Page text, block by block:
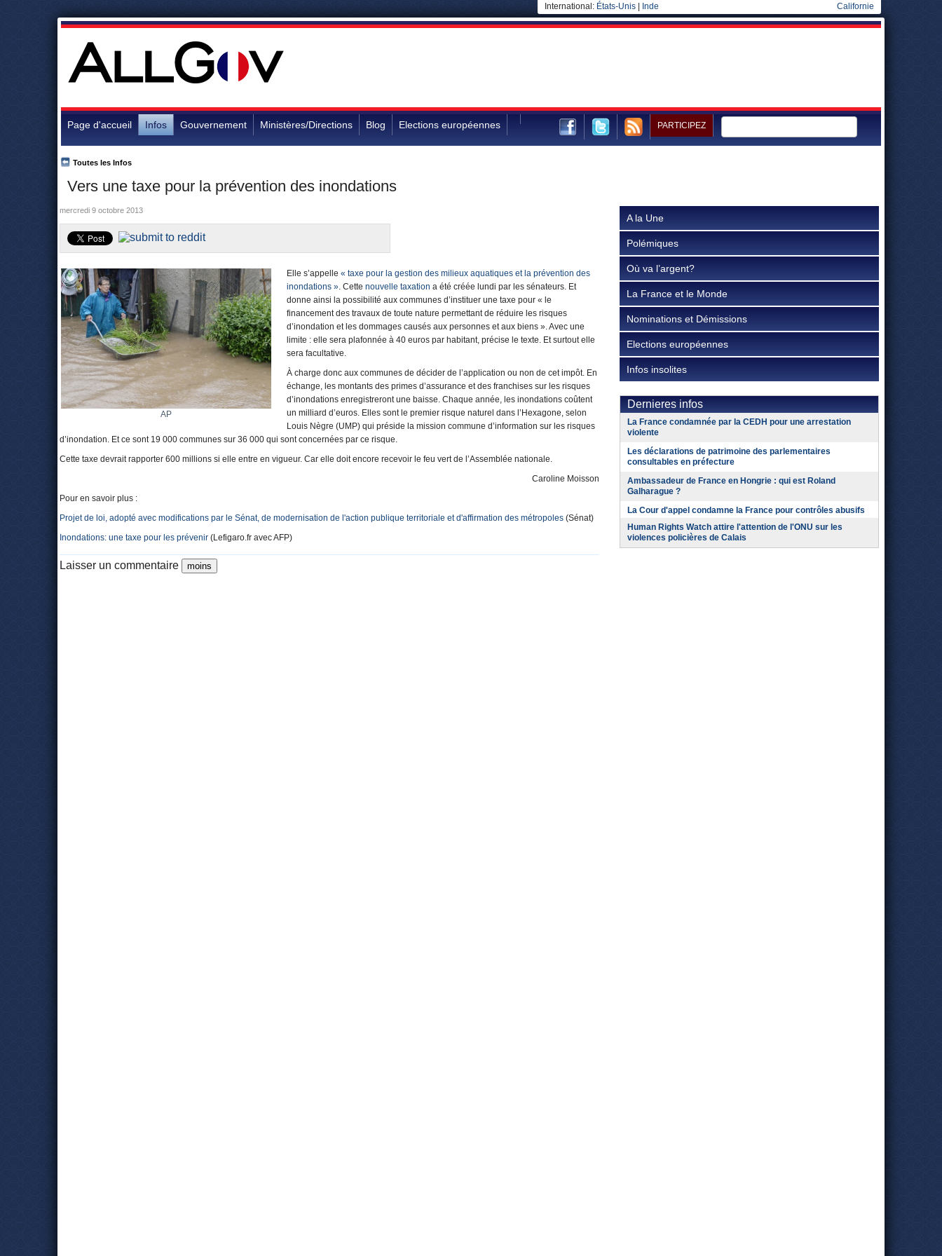
International: États-Unis Inde Californie
Page d'accueil Infos Gouvernement Ministères/Directions Blog Elections européennes PARTICIPEZ
Vers une taxe pour la prévention des inondations
Toutes les Infos
mercredi 9 octobre 2013
AP
Elle s’appelle « taxe pour la gestion des milieux aquatiques et la prévention des
inondations ». Cette nouvelle taxation a été créée lundi par les sénateurs. Et
donne ainsi la possibilité aux communes d’instituer une taxe pour « le
financement des travaux de toute nature permettant de réduire les risques
d’inondation et les dommages causés aux personnes et aux biens ». Avec une
limite : elle sera plafonnée à 40 euros par habitant, précise le texte. Et surtout elle
sera facultative.
À charge donc aux communes de décider de l’application ou non de cet impôt. En
échange, les montants des primes d’assurance et des franchises sur les risques
d’inondations enregistreront une baisse. Chaque année, les inondations coûtent
un milliard d’euros. Elles sont le premier risque naturel dans l’Hexagone, selon
Louis Nègre (UMP) qui préside la mission commune d’information sur les risques
d’inondation. Et ce sont 19 000 communes sur 36 000 qui sont concernées par ce risque.
Cette taxe devrait rapporter 600 millions si elle entre en vigueur. Car elle doit encore recevoir le feu vert de l’Assemblée nationale.
Caroline Moisson
Pour en savoir plus :
Projet de loi, adopté avec modifications par le Sénat, de modernisation de l'action publique territoriale et d'affirmation des métropoles (Sénat)
Inondations: une taxe pour les prévenir (Lefigaro.fr avec AFP)
Laisser un commentaire
A la Une
Polémiques
Où va l’argent?
La France et le Monde
Nominations et Démissions
Elections européennes
Infos insolites
Dernieres infos
La France condamnée par la CEDH pour une arrestation
violente
Les déclarations de patrimoine des parlementaires
consultables en préfecture
Ambassadeur de France en Hongrie : qui est Roland
Galharague ?
La Cour d'appel condamne la France pour contrôles abusifs
Human Rights Watch attire l'attention de l'ONU sur les
violences policières de Calais